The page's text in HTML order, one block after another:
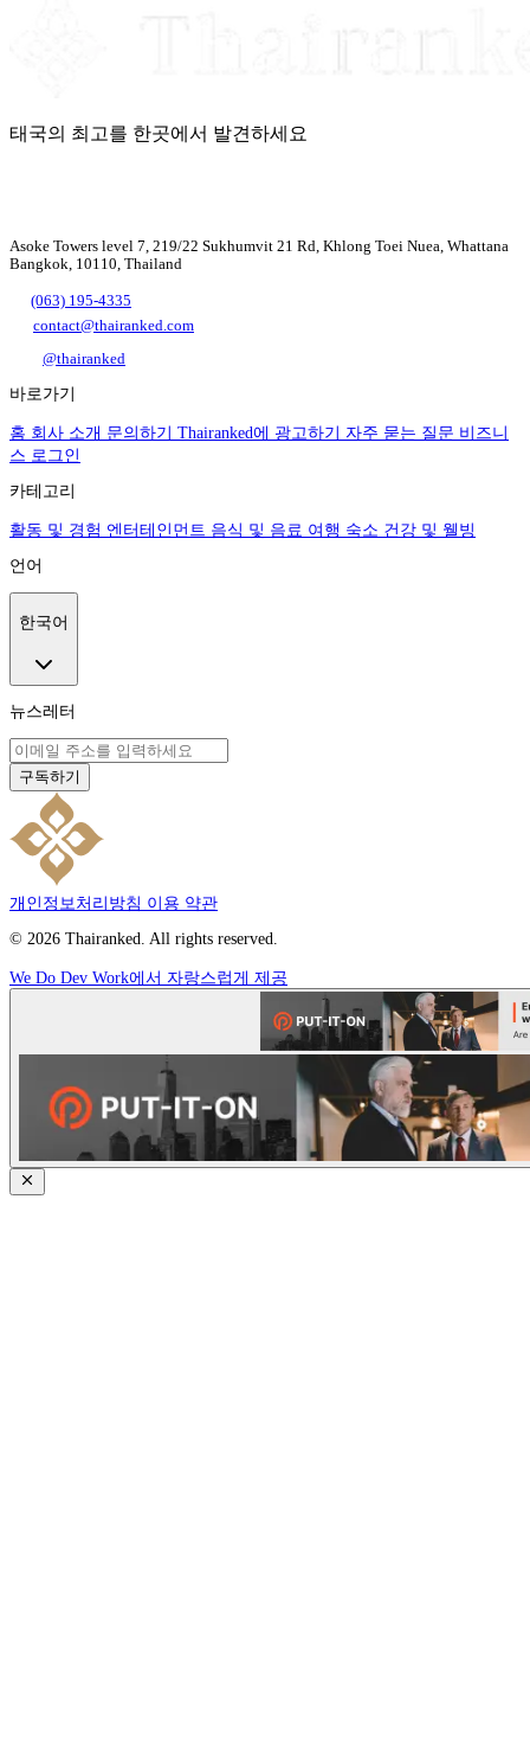
태국의 최고를 한곳에서 발견하세요
Asoke Towers level 7, 219/22 Sukhumvit 21 Rd, Khlong Toei Nuea, Whattana
Bangkok, 10110, Thailand
(063) 195-4335
contact@thairanked.com
@thairanked
바로가기
홈 회사 소개 문의하기 Thairanked에 광고하기 자주 묻는 질문 비즈니
스 로그인
카테고리
활동 및 경험 엔터테인먼트 음식 및 음료 여행 숙소 건강 및 웰빙
언어
한국어
뉴스레터
구독하기
개인정보처리방침 이용 약관
© 2026 Thairanked. All rights reserved.
We Do Dev Work에서 자랑스럽게 제공